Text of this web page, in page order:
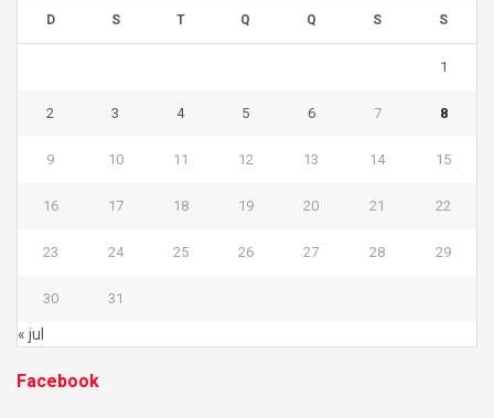
D S T Q Q S S
1
2 3 4 5 6 7 8
9 10 11 12 13 14 15
16 17 18 19 20 21 22
23 24 25 26 27 28 29
30 31
« jul
Facebook